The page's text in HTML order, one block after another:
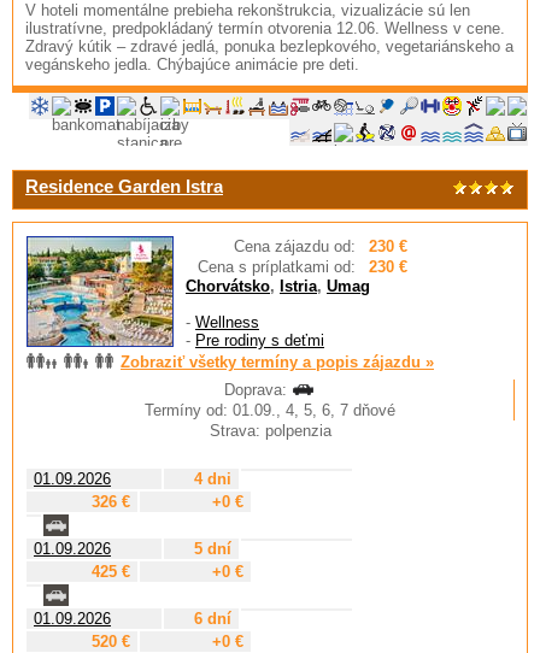
V hoteli momentálne prebieha rekonštrukcia, vizualizácie sú len
ilustratívne, predpokládaný termín otvorenia 12.06. Wellness v cene.
Zdravý kútik – zdravé jedlá, ponuka bezlepkového, vegetariánskeho a
vegánskeho jedla. Chýbajúce animácie pre deti.
Residence Garden Istra
Cena zájazdu od:
230 €
Cena s príplatkami od:
230 €
Chorvátsko, Istria, Umag
- Wellness
- Pre rodiny s deťmi
Zobraziť všetky termíny a popis zájazdu »
Doprava:
Termíny od: 01.09., 4, 5, 6, 7 dňové
Strava: polpenzia
01.09.2026
4 dni
326 €
+0 €
01.09.2026
5 dní
425 €
+0 €
01.09.2026
6 dní
520 €
+0 €